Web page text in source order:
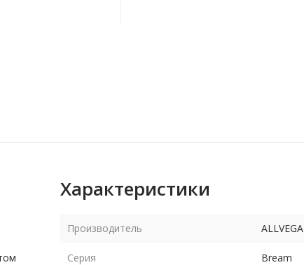
Характеристики
Производитель ALLVEGA
Серия Bream